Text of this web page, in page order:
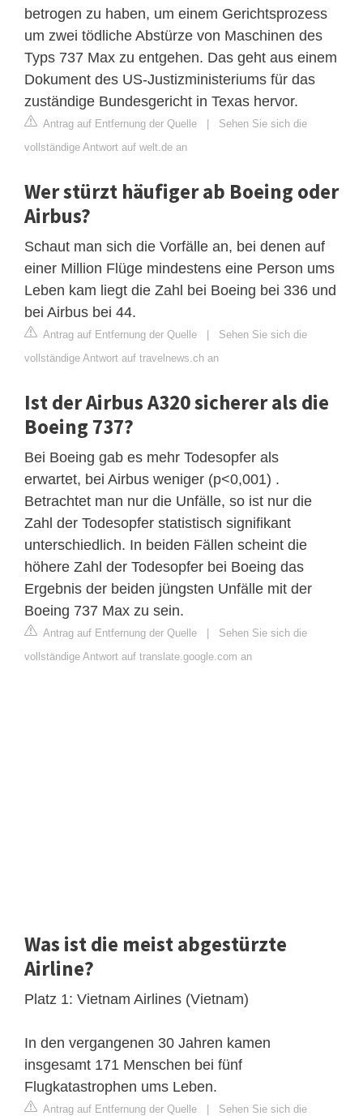
betrogen zu haben, um einem Gerichtsprozess
um zwei tödliche Abstürze von Maschinen des
Typs 737 Max zu entgehen. Das geht aus einem
Dokument des US-Justizministeriums für das
zuständige Bundesgericht in Texas hervor.
Antrag auf Entfernung der Quelle | Sehen Sie sich die
vollständige Antwort auf welt.de an
Wer stürzt häufiger ab Boeing oder
Airbus?
Schaut man sich die Vorfälle an, bei denen auf
einer Million Flüge mindestens eine Person ums
Leben kam liegt die Zahl bei Boeing bei 336 und
bei Airbus bei 44.
Antrag auf Entfernung der Quelle | Sehen Sie sich die
vollständige Antwort auf travelnews.ch an
Ist der Airbus A320 sicherer als die
Boeing 737?
Bei Boeing gab es mehr Todesopfer als
erwartet, bei Airbus weniger (p<0,001) .
Betrachtet man nur die Unfälle, so ist nur die
Zahl der Todesopfer statistisch signifikant
unterschiedlich. In beiden Fällen scheint die
höhere Zahl der Todesopfer bei Boeing das
Ergebnis der beiden jüngsten Unfälle mit der
Boeing 737 Max zu sein.
Antrag auf Entfernung der Quelle | Sehen Sie sich die
vollständige Antwort auf translate.google.com an
Was ist die meist abgestürzte
Airline?
Platz 1: Vietnam Airlines (Vietnam)
In den vergangenen 30 Jahren kamen
insgesamt 171 Menschen bei fünf
Flugkatastrophen ums Leben.
Antrag auf Entfernung der Quelle | Sehen Sie sich die